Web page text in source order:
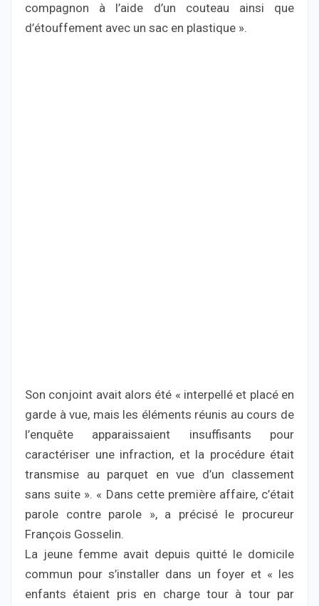
compagnon à l’aide d’un couteau ainsi que
d’étouffement avec un sac en plastique ».
Son conjoint avait alors été « interpellé et placé en
garde à vue, mais les éléments réunis au cours de
l’enquête apparaissaient insuffisants pour
caractériser une infraction, et la procédure était
transmise au parquet en vue d’un classement
sans suite ». « Dans cette première affaire, c’était
parole contre parole », a précisé le procureur
François Gosselin.
La jeune femme avait depuis quitté le domicile
commun pour s’installer dans un foyer et « les
enfants étaient pris en charge tour à tour par